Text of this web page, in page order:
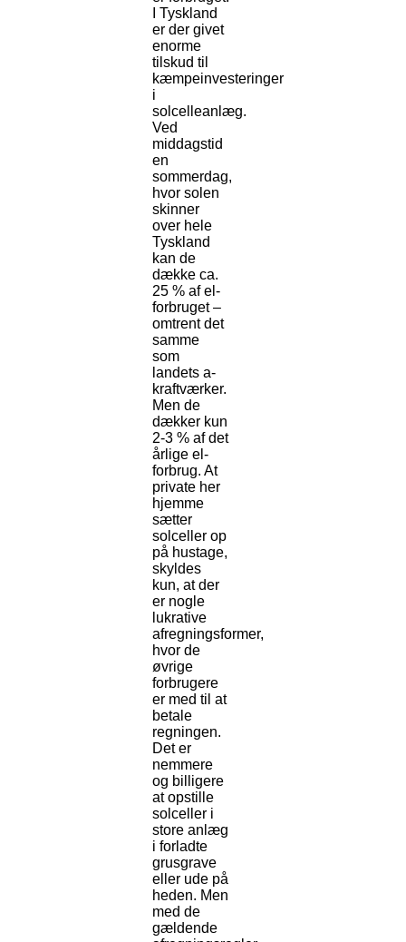
I Tyskland
er der givet
enorme
tilskud til
kæmpeinvesteringer
i
solcelleanlæg.
Ved
middagstid
en
sommerdag,
hvor solen
skinner
over hele
Tyskland
kan de
dække ca.
25 % af el-
forbruget –
omtrent det
samme
som
landets a-
kraftværker.
Men de
dækker kun
2-3 % af det
årlige el-
forbrug. At
private her
hjemme
sætter
solceller op
på hustage,
skyldes
kun, at der
er nogle
lukrative
afregningsformer,
hvor de
øvrige
forbrugere
er med til at
betale
regningen.
Det er
nemmere
og billigere
at opstille
solceller i
store anlæg
i forladte
grusgrave
eller ude på
heden. Men
med de
gældende